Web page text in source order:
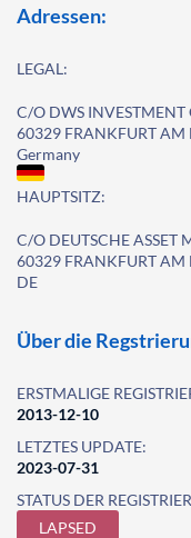
Adressen:
LEGAL:
C/O DWS INVESTMENT
60329 FRANKFURT AM
Germany
HAUPTSITZ:
C/O DEUTSCHE ASSET
60329 FRANKFURT AM
DE
Über die
ERSTMALIGE
2013-12-10
LETZTES UPDATE:
2023-07-31
STATUS DER
LAPSED